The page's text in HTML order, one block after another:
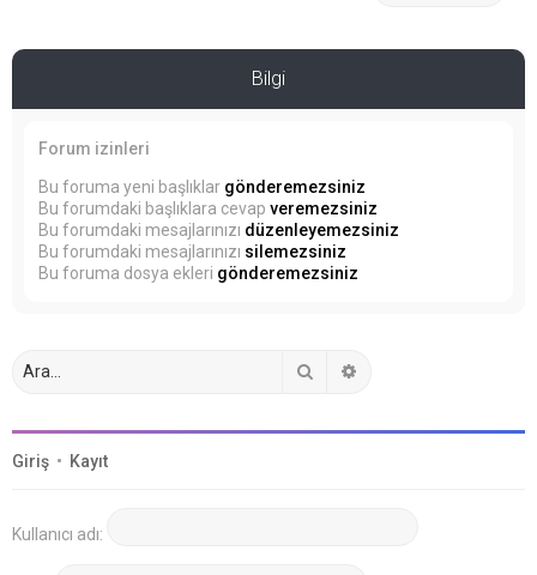
Bilgi
Forum izinleri
Bu foruma yeni başlıklar gönderemezsiniz
Bu forumdaki başlıklara cevap veremezsiniz
Bu forumdaki mesajlarınızı düzenleyemezsiniz
Bu forumdaki mesajlarınızı silemezsiniz
Bu foruma dosya ekleri gönderemezsiniz
Giriş • Kayıt
Kullanıcı adı: